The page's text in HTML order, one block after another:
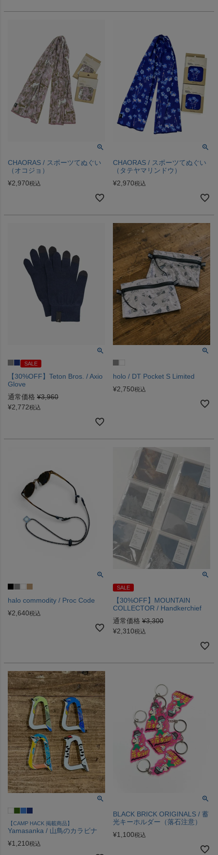
CHAORAS / スポーツてぬぐい
（オコジョ）
¥2,970税込
CHAORAS / スポーツてぬぐい
（タテヤマリンドウ）
¥2,970税込
SALE
【30%OFF】Teton Bros. / Axio
Glove
通常価格 ¥3,960
¥2,772税込
holo / DT Pocket S Limited
¥2,750税込
halo commodity / Proc Code
¥2,640税込
SALE
【30%OFF】MOUNTAIN
COLLECTOR / Handkerchief
通常価格 ¥3,300
¥2,310税込
【CAMP HACK 掲載商品】
Yamasanka / 山鳥のカラビナ
¥1,210税込
BLACK BRICK ORIGINALS / 蓄
光キーホルダー（落石注意）
¥1,100税込